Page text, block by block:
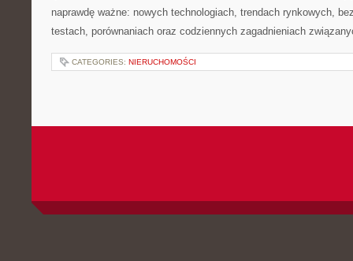
naprawdę ważne: nowych technologiach, trendach rynkowych,
testach, porównaniach oraz codziennych zagadnieniach
CATEGORIES: NIERUCHOMOŚCI